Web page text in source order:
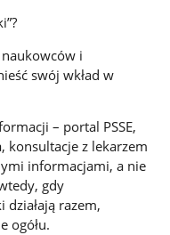
i
swój wkład w
– portal PSSE,
konsultacje z lekarzem
informacjami, a nie
gdy
działają razem,
ogółu.